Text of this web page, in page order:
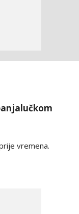
vremena.